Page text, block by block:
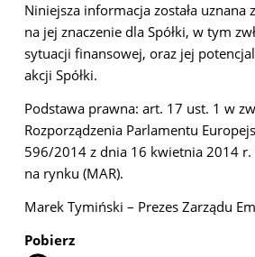
Niniejsza informacja została uznana
na jej znaczenie dla Spółki, w tym
sytuacji finansowej, oraz jej
akcji Spółki.
Podstawa prawna: art. 17 ust. 1 w
Rozporządzenia Parlamentu
596/2014 z dnia 16 kwietnia 2014 r.
na rynku (MAR).
Marek Tymiński – Prezes Zarządu
Pobierz